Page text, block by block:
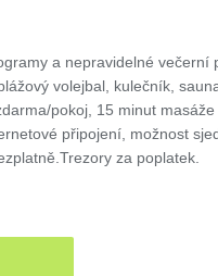
a nepravidelné večerní
volejbal, kulečník,
pokoj, 15 minut
připojení, možnost
za poplatek.